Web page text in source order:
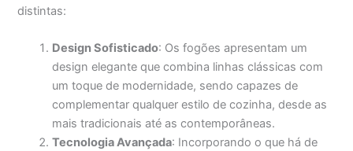
distintas:
Design Sofisticado: Os fogões apresentam um
design elegante que combina linhas clássicas com
um toque de modernidade, sendo capazes de
complementar qualquer estilo de cozinha, desde as
mais tradicionais até as contemporâneas.
Tecnologia Avançada: Incorporando o que há de